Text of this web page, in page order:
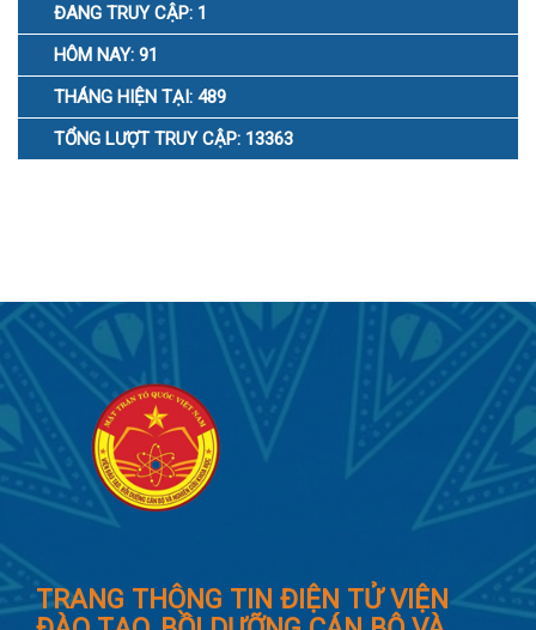
ĐANG TRUY CẬP: 1
HÔM NAY: 91
THÁNG HIỆN TẠI: 489
TỔNG LƯỢT TRUY CẬP: 13363
TRANG THÔNG TIN ĐIỆN TỬ VIỆN